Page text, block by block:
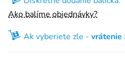
Ako balíme objednávky?
Ak vyberiete zle - vrátenie